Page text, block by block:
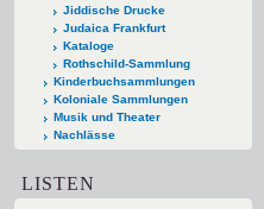
Jiddische Drucke
Judaica Frankfurt
Kataloge
Rothschild-Sammlung
Kinderbuchsammlungen
Koloniale Sammlungen
Musik und Theater
Nachlässe
LISTEN